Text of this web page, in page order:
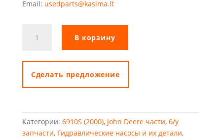
Email: usedparts@kasima.lt
товара
Гидравлический
насос
John
Deere
В корзину
Cделать предложение
Категории: 6910S (2000), John Deere части, б/у
запчасти, Гидравлические насосы и их детали,